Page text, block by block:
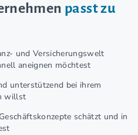
passt zu
und Versicherungswelt
aneignen möchtest
unterstützend bei ihrem
willst
schätzt und in